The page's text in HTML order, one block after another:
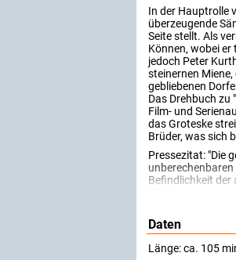
In der Hauptrolle
überzeugende
Seite stellt. Als
Können, wobei
jedoch Peter
steinernen
gebliebenen
Das Drehbuch zu
Film- und
das Groteske
Brüder, was sich
Pressezitat: "Die
Befindlichkeit der
Daten
Länge: ca. 105